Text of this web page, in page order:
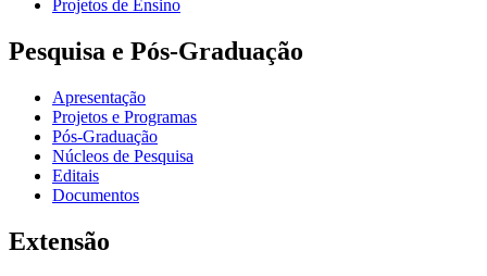
Projetos de Ensino
Pesquisa e Pós-Graduação
Apresentação
Projetos e Programas
Pós-Graduação
Núcleos de Pesquisa
Editais
Documentos
Extensão